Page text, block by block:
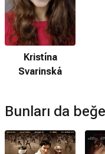
Kristína
Svarinská
Bunları da